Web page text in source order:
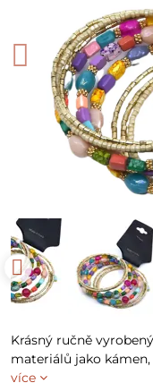
Krásný ručně
materiálů jako
více